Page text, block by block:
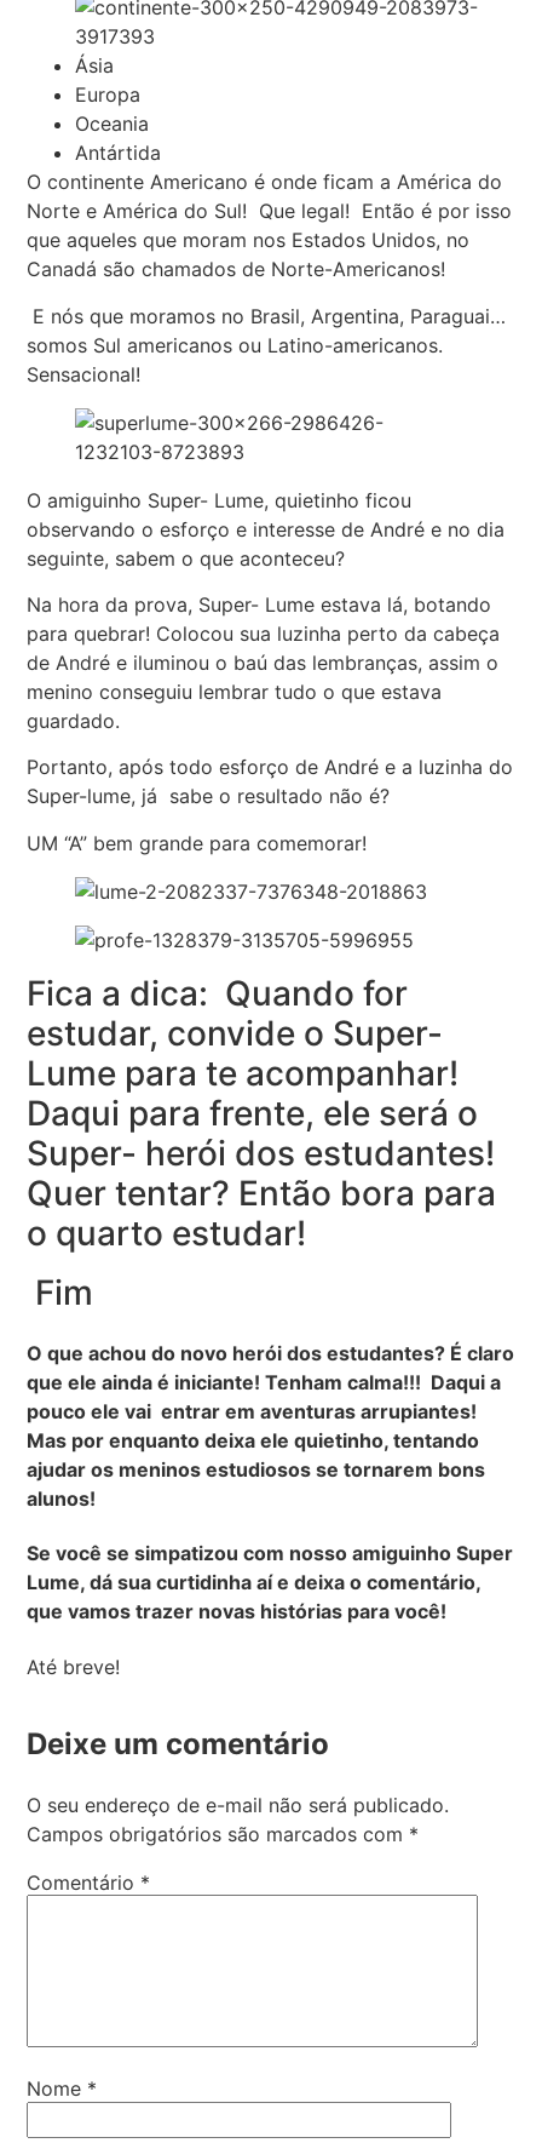
Ásia
Europa
Oceania
Antártida
O continente Americano é onde ficam a América do
Norte e América do Sul! Que legal! Então é por isso
que aqueles que moram nos Estados Unidos, no
Canadá são chamados de Norte-Americanos!
E nós que moramos no Brasil, Argentina, Paraguai…
somos Sul americanos ou Latino-americanos.
Sensacional!
O amiguinho Super- Lume, quietinho ficou
observando o esforço e interesse de André e no dia
seguinte, sabem o que aconteceu?
Na hora da prova, Super- Lume estava lá, botando
para quebrar! Colocou sua luzinha perto da cabeça
de André e iluminou o baú das lembranças, assim o
menino conseguiu lembrar tudo o que estava
guardado.
Portanto, após todo esforço de André e a luzinha do
Super-lume, já sabe o resultado não é?
UM “A” bem grande para comemorar!
Fica a dica: Quando for
estudar, convide o Super-
Lume para te acompanhar!
Daqui para frente, ele será o
Super- herói dos estudantes!
Quer tentar? Então bora para
o quarto estudar!
Fim
O que achou do novo herói dos estudantes? É claro
que ele ainda é iniciante! Tenham calma!!! Daqui a
pouco ele vai entrar em aventuras arrupiantes!
Mas por enquanto deixa ele quietinho, tentando
ajudar os meninos estudiosos se tornarem bons
alunos!
Se você se simpatizou com nosso amiguinho Super
Lume, dá sua curtidinha aí e deixa o comentário,
que vamos trazer novas histórias para você!
Até breve!
Deixe um comentário
O seu endereço de e-mail não será publicado.
Campos obrigatórios são marcados com *
Comentário *
Nome *